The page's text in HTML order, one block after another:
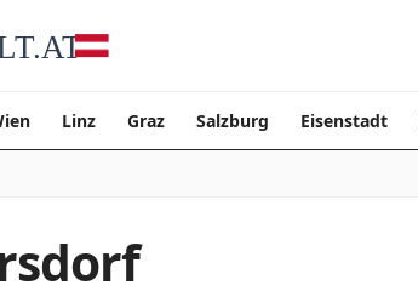
Linz Graz Salzburg Eisenstadt